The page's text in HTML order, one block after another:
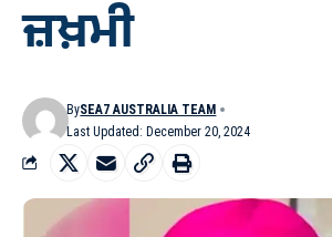
ਜ਼ਖ਼ਮੀ
Last Updated: December 20, 2024
BySEA7 AUSTRALIA TEAM